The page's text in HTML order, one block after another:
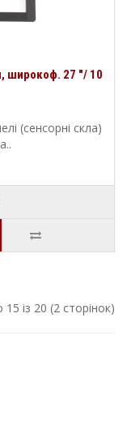
широкоф. 27 "/ 10
(сенсорні скла)
із 20 (2 сторінок)